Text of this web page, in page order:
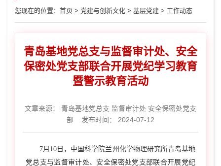
您现在的位置： 首页 > 党建与创新文化 > 基层党建 > 工作动态
青岛基地党总支与监督审计处、安全
保密处党支部联合开展党纪学习教育
暨警示教育活动
文章来源：
青岛基地党总支 监督审计处 安全保密处党支
部
发布时间： 2024-07-12
7月10 日，中国科学院兰州化学物理研究所青岛基地
党总支与监督审计处、安全保密处党支部联合开展党纪